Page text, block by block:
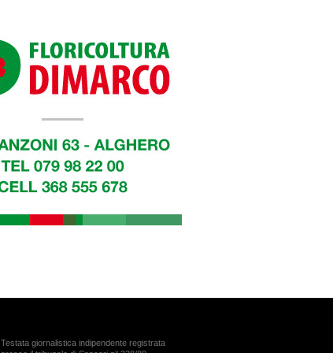
Testata giornalistica indipendente registrata